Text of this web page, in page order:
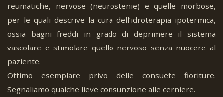
reumatiche, nervose (neurostenie) e quelle morbose,
per le quali descrive la cura dell’idroterapia ipotermica,
ossia bagni freddi in grado di deprimere il sistema
vascolare e stimolare quello nervoso senza nuocere al
paziente.
Ottimo esemplare privo delle consuete fioriture.
Segnaliamo qualche lieve consunzione alle cerniere.